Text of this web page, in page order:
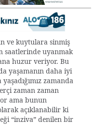
ve kuytulara sinmiş
saatlerinde uyanmak
huzur veriyor. Bu
yaşamanın daha iyi
zamanda
zaman zaman
ama bunun
açıklanabilir ki
“inziva” denilen bir